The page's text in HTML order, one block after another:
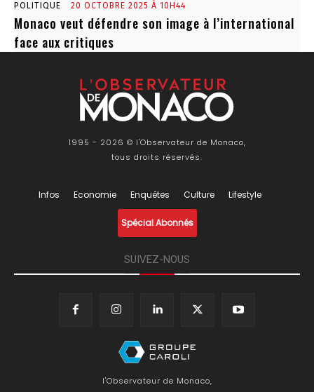
POLITIQUE 20 OCTOBRE 2025 À 10H44
Monaco veut défendre son image à l’international
face aux critiques
1995 - 2026 © l'Observateur de Monaco,
tous droits réservés.
Infos Economie Enquêtes Culture Lifestyle
Spécial Abonnés
SUIVEZ-NOUS
l'Observateur de Monaco,